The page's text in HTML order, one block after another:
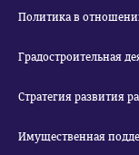
Политика в
Градостроительная
Стратегия развития
Имущественная